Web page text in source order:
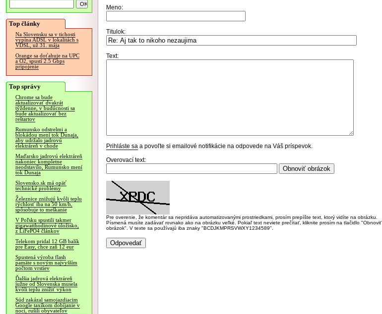
Top články
Na Slovensku sa v tichosti
vypína ADSL v lokalitách s
VDSL, už 31. mája
Orange sa doťahuje na UPC
a O2, spustí 2.5 Gbps
pripojenie
Top správy
Chrome sa bude
aktualizovať dvakrát
týždenne, v budúcnosti sa
bude aktualizovať bez
reštartov
Rumunsko odstrelmi a
blokádou mení tok Dunaja,
aby udržalo jadrovú
elektráreň v chode
Maďarsko jadrovú elektráreň
nakoniec kompletne
neodstavilo, Rumunsko mení
tok Dunaja
Slovensko.sk má opäť
technické problémy
Železnice znižujú kvôli teplu
rýchlosť iba na 50 km/h,
spôsobuje to meškanie
V Poľsku spustili takmer
gigawatthodinové úložisko,
z LiFePO4 článkov
Telekom pridal 12 GB balík
pre Easy, chce zaň 12 eur
Spustená výroba flash
pamäte s novým najvyšším
počtom vrstiev
Ďalšia jadrová elektráreň
južne od Slovenska musela
kvôli teplu znížiť výkon
Súd zakázal samojazdiacim
Google taxíkom dobíjanie v
noci, rušili obyvateľov
Meno:
Titulok:
Text:
Prihláste sa a povoľte si emailové notifikácie na odpovede na Váš príspevok.
Overovací text:
Pre overenie, že komentár sa nepridáva automatizovanými prostriedkami, prosím prepíšte text, ktorý vidíte na obrázku.
Písmená musíte zadávať rovnako ako na obrázku veľké. Pokiaľ text neviete prečítať, kliknite prosím na tlačidlo "Obnoviť
obrázok". V texte sa používajú iba znaky "BCDJKMPRSVWXY1234589".